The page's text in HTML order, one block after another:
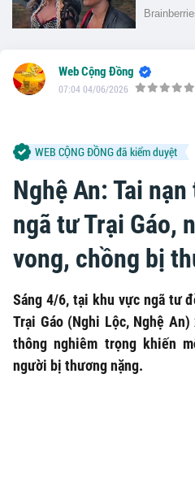
Nghệ An: Tai
ngã tư Trại Gáo,
vong, chồng bị
Sáng 4/6, tại khu vực ngã tư
Trại Gáo (Nghi Lộc, Nghệ
thông nghiêm trọng khiến
người bị thương nặng.
Web Cộng Đồng
07:04 04/06/2026
WEB CỘNG ĐỒNG đã kiểm duyệt